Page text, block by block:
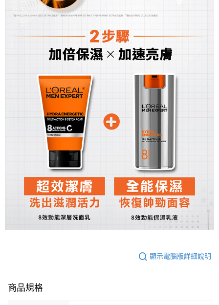
顯示電腦版詳細說明
商品規格